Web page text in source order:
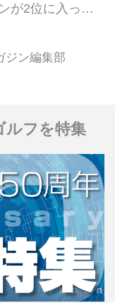
が2位に入っ
4台全車入賞を
続表彰台を達
イバーはロシア
ジン編集部
ルフを特集